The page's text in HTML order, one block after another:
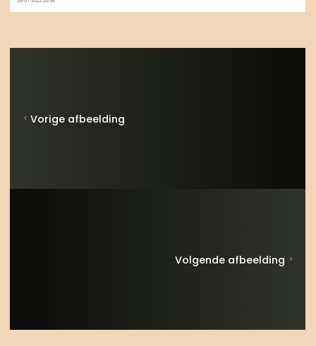
Vorige afbeelding
Volgende afbeelding